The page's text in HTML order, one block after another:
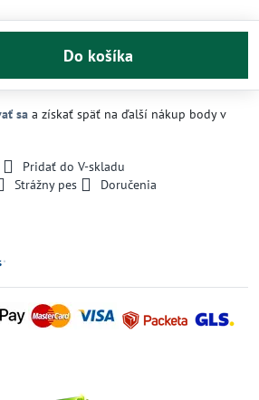
Do košíka
sa a získať späť na ďalší nákup body v
Pridať do V-skladu
Strážny pes
Doručenia